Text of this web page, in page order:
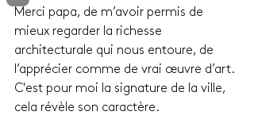
Merci papa, de m’avoir permis de
mieux regarder la richesse
architecturale qui nous entoure, de
l’apprécier comme de vrai œuvre d’art.
C'est pour moi la signature de la ville,
cela révèle son caractère.